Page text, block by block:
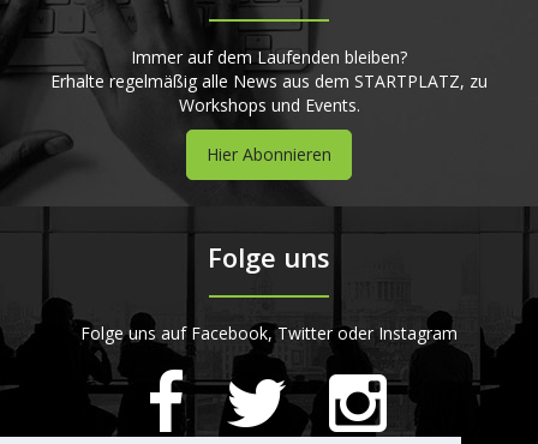
Immer auf dem Laufenden bleiben?
Erhalte regelmäßig alle News aus dem STARTPLATZ, zu
Workshops und Events.
Hier Abonnieren
Folge uns
Folge uns auf Facebook, Twitter oder Instagram